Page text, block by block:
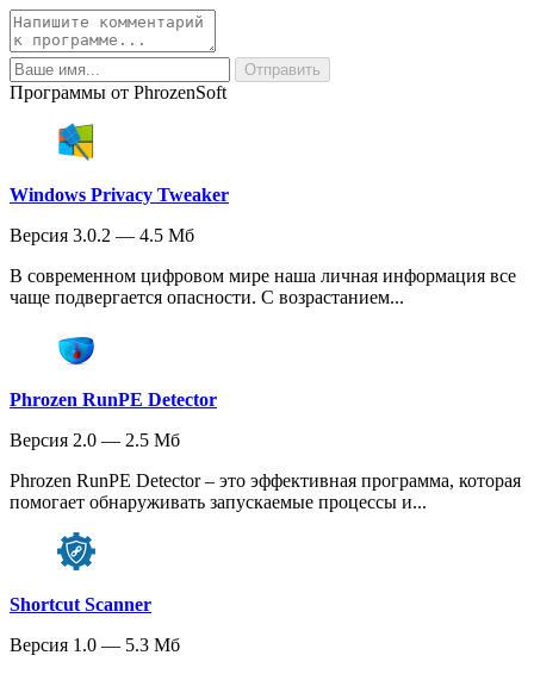
Программы от PhrozenSoft
Windows Privacy Tweaker
Версия 3.0.2 — 4.5 Мб
В современном цифровом мире наша личная информация все
чаще подвергается опасности. С возрастанием...
Phrozen RunPE Detector
Версия 2.0 — 2.5 Мб
Phrozen RunPE Detector – это эффективная программа, которая
помогает обнаруживать запускаемые процессы и...
Shortcut Scanner
Версия 1.0 — 5.3 Мб